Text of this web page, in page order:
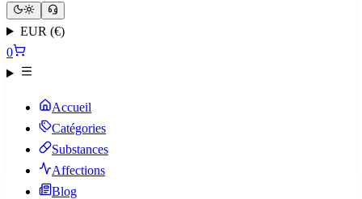
EUR (€)
0
Accueil
Catégories
Substances
Affections
Blog